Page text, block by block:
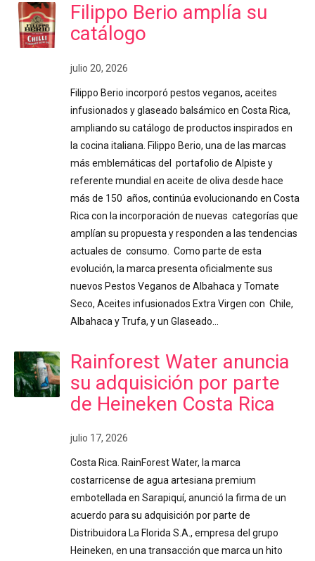
Filippo Berio amplía su
catálogo
julio 20, 2026
Filippo Berio incorporó pestos veganos, aceites
infusionados y glaseado balsámico en Costa Rica,
ampliando su catálogo de productos inspirados en
la cocina italiana. Filippo Berio, una de las marcas
más emblemáticas del portafolio de Alpiste y
referente mundial en aceite de oliva desde hace
más de 150 años, continúa evolucionando en Costa
Rica con la incorporación de nuevas categorías que
amplían su propuesta y responden a las tendencias
actuales de consumo. Como parte de esta
evolución, la marca presenta oficialmente sus
nuevos Pestos Veganos de Albahaca y Tomate
Seco, Aceites infusionados Extra Virgen con Chile,
Albahaca y Trufa, y un Glaseado…
Rainforest Water anuncia
su adquisición por parte
de Heineken Costa Rica
julio 17, 2026
Costa Rica. RainForest Water, la marca
costarricense de agua artesiana premium
embotellada en Sarapiquí, anunció la firma de un
acuerdo para su adquisición por parte de
Distribuidora La Florida S.A., empresa del grupo
Heineken, en una transacción que marca un hito